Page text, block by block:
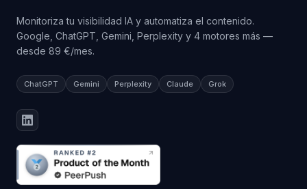
Monitoriza tu visibilidad IA y automatiza el contenido.
Google, ChatGPT, Gemini, Perplexity y 4 motores más —
desde 89 €/mes.
ChatGPT Gemini Perplexity Claude Grok